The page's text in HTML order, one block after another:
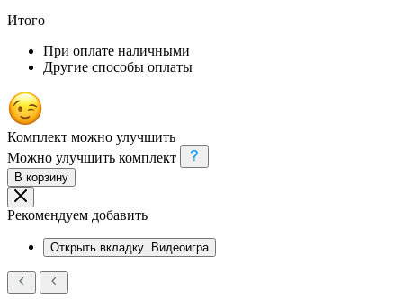
Итого
При оплате наличными
Другие способы оплаты
Комплект можно улучшить
Можно улучшить комплект
В корзину
Рекомендуем добавить
Открыть вкладку Видеоигра